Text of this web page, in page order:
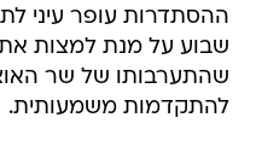
ההסתדרות עופר עיני
שבוע על מנת למצות
שהתערבותו של שר
להתקדמות משמעותית.